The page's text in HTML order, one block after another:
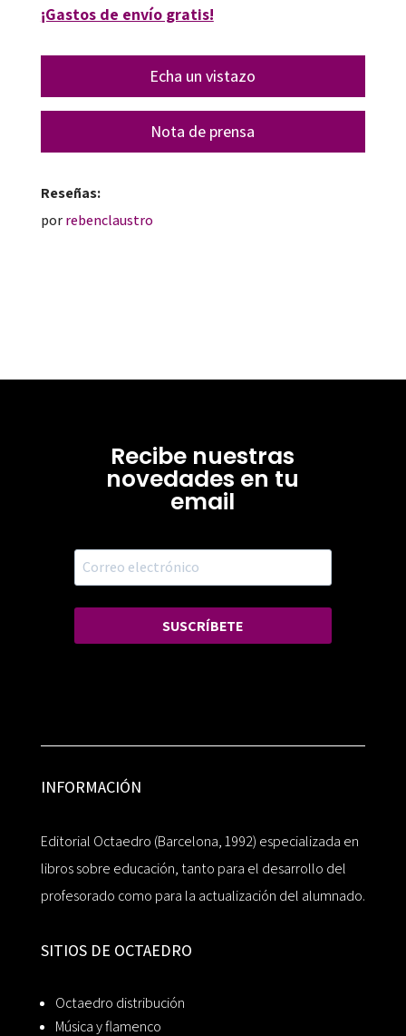
¡Gastos de envío gratis!
Echa un vistazo
Nota de prensa
Reseñas:
porrebenclaustro
Recibe nuestras
novedades en tu
email
SUSCRÍBETE
INFORMACIÓN
Editorial Octaedro (Barcelona, 1992) especializada en
libros sobre educación, tanto para el desarrollo del
profesorado como para la actualización del alumnado.
SITIOS DE OCTAEDRO
Octaedro distribución
Música y flamenco